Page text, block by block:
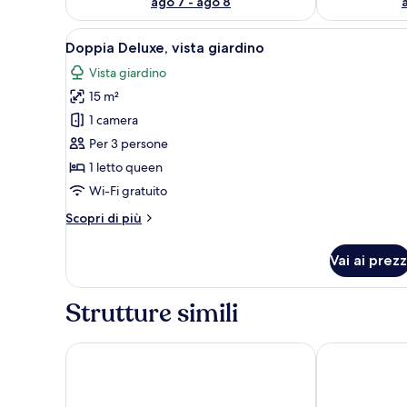
Apri
tutte
le
foto
per
Doppia
Deluxe,
vista
giardino
Una camera d'albergo con
6
Doppia Deluxe, vista giardino
Vista giardino
15 m²
1 camera
Per 3 persone
1 letto queen
Wi-Fi gratuito
Scopri di più
Altri
Deluxe,
giardino
Vai ai
Strutture simili
VIVA Beach & Spa MALDIVES Island